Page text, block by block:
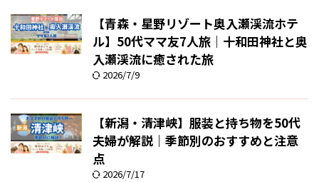
【青森・星野リゾート奥入瀬渓流ホテ
ル】50代ママ友7人旅｜十和田神社と奥
入瀬渓流に癒された旅
2026/7/9
【新潟・清津峡】服装と持ち物を50代
夫婦が解説｜季節別のおすすめと注意
点
2026/7/17